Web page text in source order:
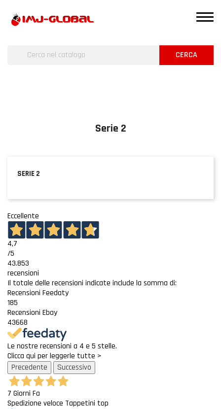
CERCA
Serie 2
SERIE 2
Eccellente
4,7
/5
43.853
recensioni
Il totale delle recensioni indicate include la somma di:
Recensioni Feedaty
185
Recensioni Ebay
43668
Le nostre recensioni a 4 e 5 stelle.
Clicca qui per leggerle tutte >
Precedente
Successivo
7 Giorni Fa
Spedizione veloce Tappetini top